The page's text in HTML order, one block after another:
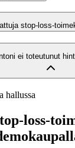
stop-loss-
ei toteutunut
hallussa
loss-